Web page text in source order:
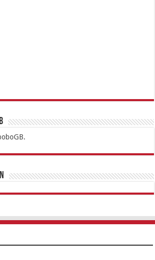
SupertotobetTipobetMatadorbetMariobet